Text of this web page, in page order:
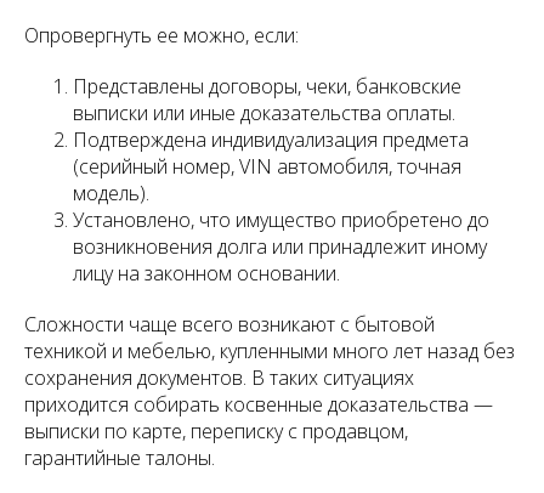
Опровергнуть ее можно, если:
Представлены договоры, чеки, банковские
выписки или иные доказательства оплаты.
Подтверждена индивидуализация предмета
(серийный номер, VIN автомобиля, точная
модель).
Установлено, что имущество приобретено до
возникновения долга или принадлежит иному
лицу на законном основании.
Сложности чаще всего возникают с бытовой
техникой и мебелью, купленными много лет назад без
сохранения документов. В таких ситуациях
приходится собирать косвенные доказательства —
выписки по карте, переписку с продавцом,
гарантийные талоны.